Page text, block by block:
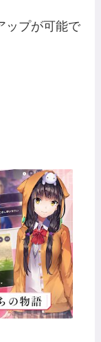
ップが可能で